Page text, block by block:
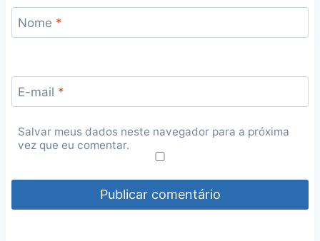
Nome *
E-mail *
Salvar meus dados neste navegador para a próxima
vez que eu comentar.